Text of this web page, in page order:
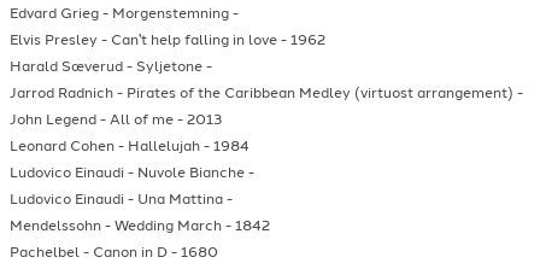
Edvard Grieg - Morgenstemning -
Elvis Presley - Can't help falling in love - 1962
Harald Sæverud - Syljetone -
Jarrod Radnich - Pirates of the Caribbean Medley (virtuost arrangement) -
John Legend - All of me - 2013
Leonard Cohen - Hallelujah - 1984
Ludovico Einaudi - Nuvole Bianche -
Ludovico Einaudi - Una Mattina -
Mendelssohn - Wedding March - 1842
Pachelbel - Canon in D - 1680